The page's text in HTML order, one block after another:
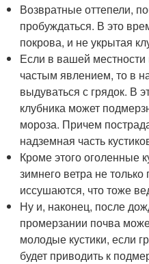
Возвратные оттепели,
пробуждаться. В это
покрова, и не укрытая
Если в вашей местности
частым явлением, то в
выдуваться с грядок. В
клубника может
мороза. Причем
надземная часть
Кроме этого оголенные
зимнего ветра не
иссушаются, что тоже
Ну и, наконец, после
промерзании почва
молодые кустики, если
будет приводить к